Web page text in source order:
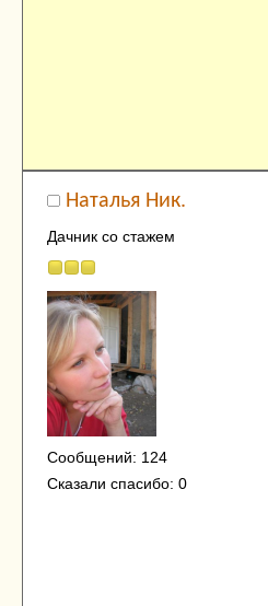
Наталья Ник.
Дачник со стажем
Сообщений: 124
Сказали спасибо: 0